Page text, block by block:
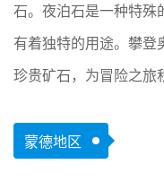
石。夜泊石是一种特殊
有着独特的用途。攀登
珍贵矿石，为冒险之旅
蒙德地区